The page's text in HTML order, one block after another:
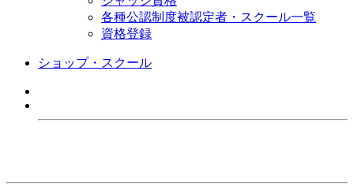
各種公認制度被認定者・スクール一覧
資格登録
ショップ・スクール